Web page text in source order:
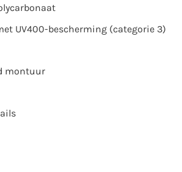
UV400-bescherming (categorie 3)
montuur